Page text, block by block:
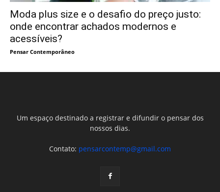
Moda plus size e o desafio do preço justo:
onde encontrar achados modernos e
acessíveis?
Pensar Contemporâneo
Um espaço destinado a registrar e difundir o pensar dos
nossos dias.
Contato: pensarcontemp@gmail.com